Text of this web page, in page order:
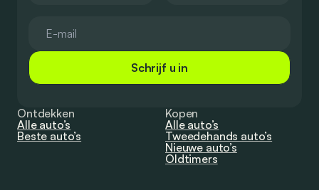
Schrijf u in
Ontdekken
Alle auto’s
Beste auto’s
Kopen
Alle auto’s
Tweedehands auto’s
Nieuwe auto’s
Oldtimers